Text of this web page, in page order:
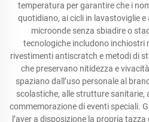
temperatura per garantire che i
quotidiano, ai cicli in lavastoviglie
microonde senza sbiadire o
tecnologiche includono inchiostri
rivestimenti antiscratch e metodi di
che preservano nitidezza e
spaziano dall’uso personale al
scolastiche, alle strutture sanitarie,
commemorazione di eventi speciali.
l’aver a disposizione la propria